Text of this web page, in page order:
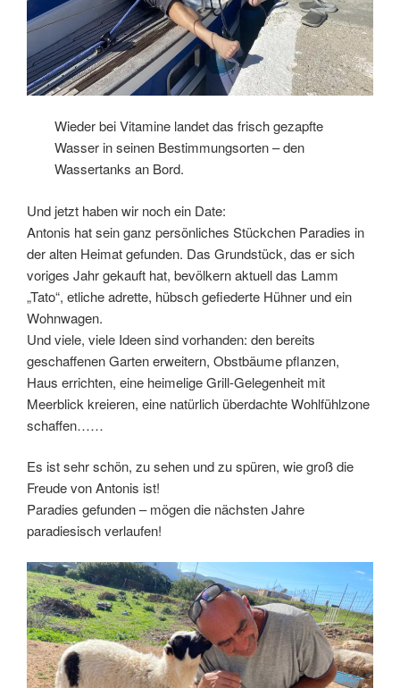
Wieder bei Vitamine landet das frisch gezapfte
Wasser in seinen Bestimmungsorten – den
Wassertanks an Bord.
Und jetzt haben wir noch ein Date:
Antonis hat sein ganz persönliches Stückchen Paradies in
der alten Heimat gefunden. Das Grundstück, das er sich
voriges Jahr gekauft hat, bevölkern aktuell das Lamm
„Tato“, etliche adrette, hübsch gefiederte Hühner und ein
Wohnwagen.
Und viele, viele Ideen sind vorhanden: den bereits
geschaffenen Garten erweitern, Obstbäume pflanzen,
Haus errichten, eine heimelige Grill-Gelegenheit mit
Meerblick kreieren, eine natürlich überdachte Wohlfühlzone
schaffen……
Es ist sehr schön, zu sehen und zu spüren, wie groß die
Freude von Antonis ist!
Paradies gefunden – mögen die nächsten Jahre
paradiesisch verlaufen!